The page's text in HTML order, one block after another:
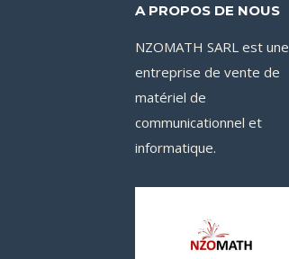
A PROPOS DE NOUS
NZOMATH SARL est une
entreprise de vente de
matériel de
communicationnel et
informatique.